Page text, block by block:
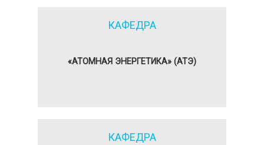
КАФЕДРА
«АТОМНАЯ ЭНЕРГЕТИКА» (АТЭ)
КАФЕДРА